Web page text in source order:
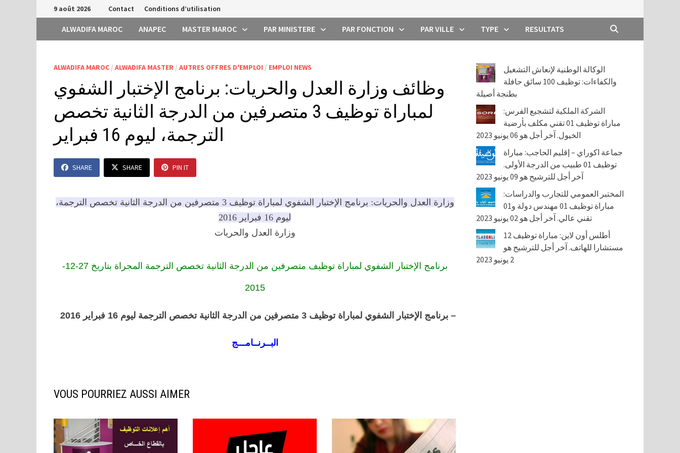
Passer
au
contenu
9 août 2026 Contact Conditions d’utilisation
ALWADIFA MAROC ANAPEC MASTER MAROC PAR MINISTERE PAR FONCTION PAR VILLE TYPE RESULTATS
ALWADIFA MAROC /ALWADIFA MASTER /AUTRES OFFRES D'EMPLOI / EMPLOI NEWS
وظائف وزارة العدل والحريات: برنامج الإختبار الشفوي
لمباراة توظيف 3 متصرفين من الدرجة الثانية تخصص
الترجمة، ليوم 16 فبراير
SHARE SHARE PIN IT
وزارة العدل والحريات: برنامج الإختبار الشفوي لمباراة توظيف 3 متصرفين من الدرجة الثانية تخصص الترجمة،
ليوم 16 فبراير 2016
وزارة العدل والحريات
برنامج الإختبار الشفوي لمباراة توظيف متصرفين من الدرجة الثانية تخصص الترجمة المجراة بتاريخ 27-12-
2015
– برنامج الإختبار الشفوي لمباراة توظيف 3 متصرفين من الدرجة الثانية تخصص الترجمة ليوم 16 فبراير 2016
البــرنــامـــج
VOUS POURRIEZ AUSSI AIMER
الوكالة الوطنية لإنعاش التشغيل
والكفاءات: توظيف 100 سائق حافلة
بطنجة أصيلة
الشركة الملكية لتشجيع الفرس:
مباراة توظيف 01 تقني مكلف بأرضية
الخيول. آخر أجل هو 06 يونيو 2023
جماعة اكوراي – إقليم الحاجب: مباراة
توظيف 01 طبيب من الدرجة الأولى.
آخر أجل للترشيح هو 09 يونيو 2023
المختبر العمومي للتجارب والدراسات:
مباراة توظيف 01 مهندس دولة و01
تقني عالي. آخر أجل هو 02 يونيو 2023
أطلس أون لاين: مباراة توظيف 12
مستشارا للهاتف. آخر أجل للترشيح هو
2 يونيو 2023